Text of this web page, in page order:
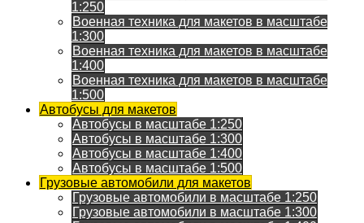
1:250
Военная техника для макетов в масштабе
1:300
Военная техника для макетов в масштабе
1:400
Военная техника для макетов в масштабе
1:500
Автобусы для макетов
Автобусы в масштабе 1:250
Автобусы в масштабе 1:300
Автобусы в масштабе 1:400
Автобусы в масштабе 1:500
Грузовые автомобили для макетов
Грузовые автомобили в масштабе 1:250
Грузовые автомобили в масштабе 1:300